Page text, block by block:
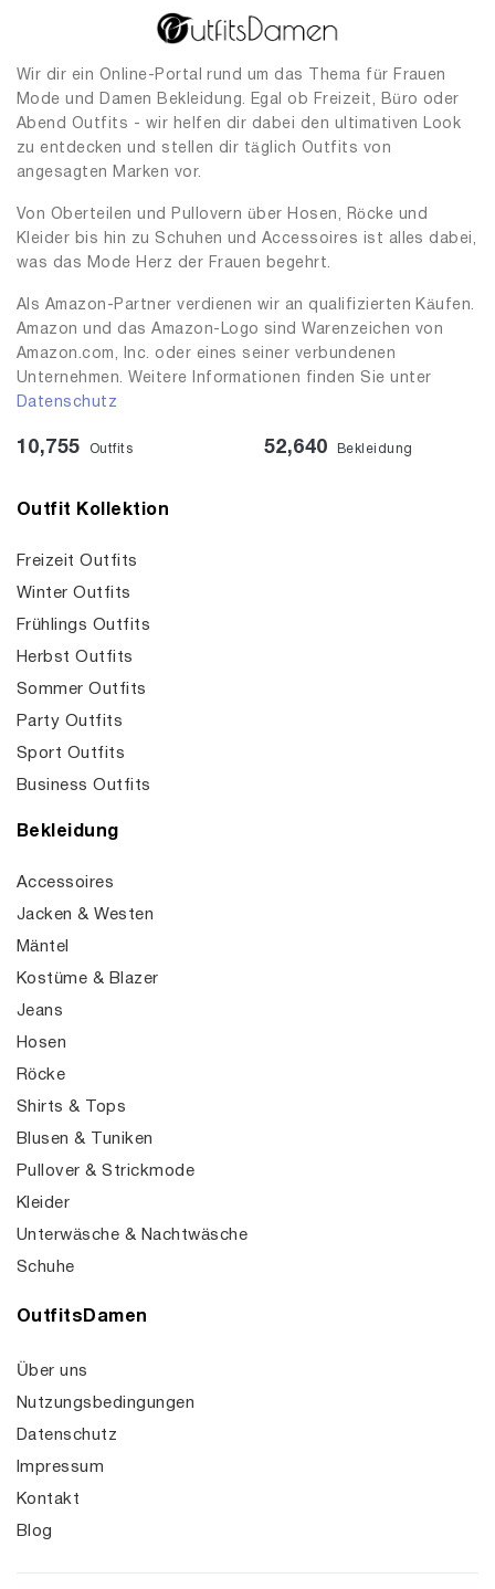
Wir dir ein Online-Portal rund um das Thema für Frauen
Mode und Damen Bekleidung. Egal ob Freizeit, Büro oder
Abend Outfits - wir helfen dir dabei den ultimativen Look
zu entdecken und stellen dir täglich Outfits von
angesagten Marken vor.
Von Oberteilen und Pullovern über Hosen, Röcke und
Kleider bis hin zu Schuhen und Accessoires ist alles dabei,
was das Mode Herz der Frauen begehrt.
Als Amazon-Partner verdienen wir an qualifizierten Käufen.
Amazon und das Amazon-Logo sind Warenzeichen von
Amazon.com, Inc. oder eines seiner verbundenen
Unternehmen. Weitere Informationen finden Sie unter
Datenschutz
10,755 Outfits 52,640 Bekleidung
Outfit Kollektion
Freizeit Outfits
Winter Outfits
Frühlings Outfits
Herbst Outfits
Sommer Outfits
Party Outfits
Sport Outfits
Business Outfits
Bekleidung
Accessoires
Jacken & Westen
Mäntel
Kostüme & Blazer
Jeans
Hosen
Röcke
Shirts & Tops
Blusen & Tuniken
Pullover & Strickmode
Kleider
Unterwäsche & Nachtwäsche
Schuhe
OutfitsDamen
Über uns
Nutzungsbedingungen
Datenschutz
Impressum
Kontakt
Blog